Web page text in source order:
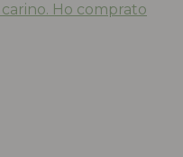
Ho comprato